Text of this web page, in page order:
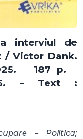
interviul de
/ Victor Dank.
– 187 p. –
6. – Text :
– Politica;